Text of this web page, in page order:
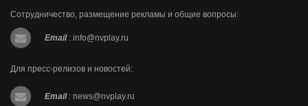
Сотрудничество, размещение рекламы и общие вопросы:
Email : info@nvplay.ru
Для пресс-релизов и новостей:
Email : news@nvplay.ru